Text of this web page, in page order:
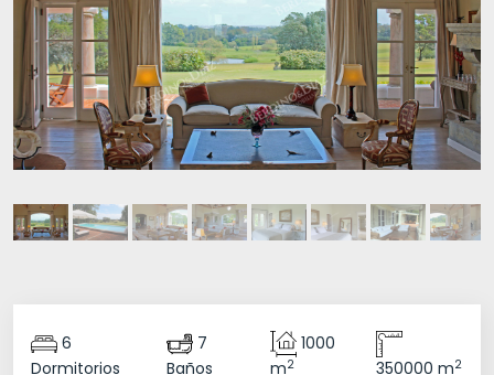
6
Dormitorios
7
Baños
1000
m2 350000 m2